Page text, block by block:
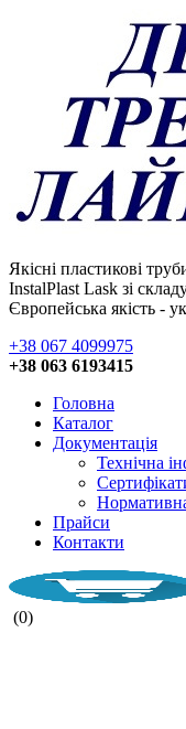
Якісні пластикові
InstalPlast Lask зі
Європейська якість -
+38 067 4099975
+38 063 6193415
Головна
Каталог
Документація
Технічна
Прайси
Контакти
(0)